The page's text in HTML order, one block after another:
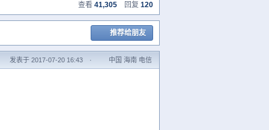
查看 41,305 回复 120
推荐给朋友
发表于 2017-07-20 16:43 · 中国 海南 电信